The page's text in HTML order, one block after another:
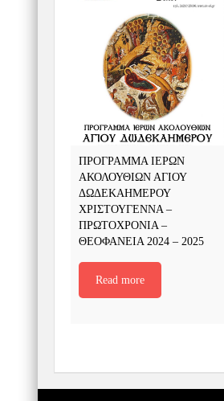
ΠΡΟΓΡΑΜΜΑ ΙΕΡΩΝ
ΑΚΟΛΟΥΘΙΩΝ ΑΓΙΟΥ
ΔΩΔΕΚΑΗΜΕΡΟΥ
ΧΡΙΣΤΟΥΓΕΝΝΑ –
ΠΡΩΤΟΧΡΟΝΙΑ –
ΘΕΟΦΑΝΕΙΑ 2024 – 2025
Read more